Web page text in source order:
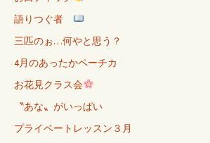
語りつぐ者
三匹のぉ…何やと思う？
4月のあったかペーチカ
お花見クラス会
〝あな〟がいっぱい
プライベートレッスン３月